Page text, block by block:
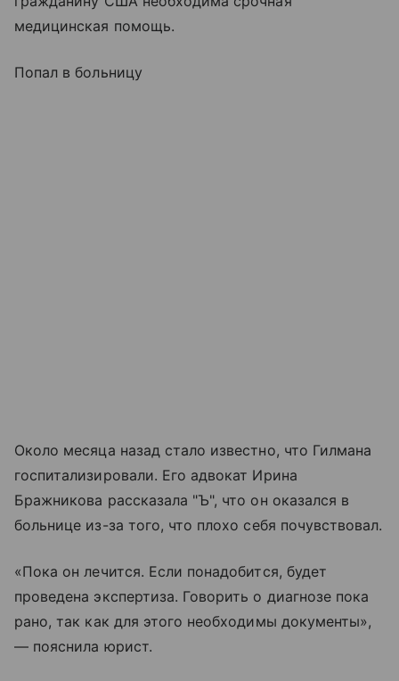
медицинская помощь.
Попал в больницу
Около месяца назад стало известно, что Гилмана
госпитализировали. Его адвокат Ирина
Бражникова рассказала "Ъ", что он оказался в
больнице из-за того, что плохо себя почувствовал.
«Пока он лечится. Если понадобится, будет
проведена экспертиза. Говорить о диагнозе пока
рано, так как для этого необходимы документы»,
— пояснила юрист.